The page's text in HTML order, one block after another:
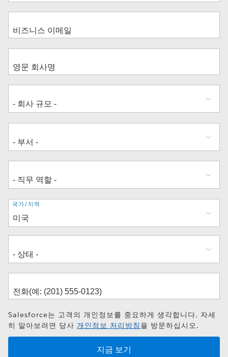
주
소
국가/지역
Salesforce는 고객의 개인정보를 중요하게 생각합니다. 자세
히 알아보려면 당사 개인정보 처리방침 을 방문하십시오.